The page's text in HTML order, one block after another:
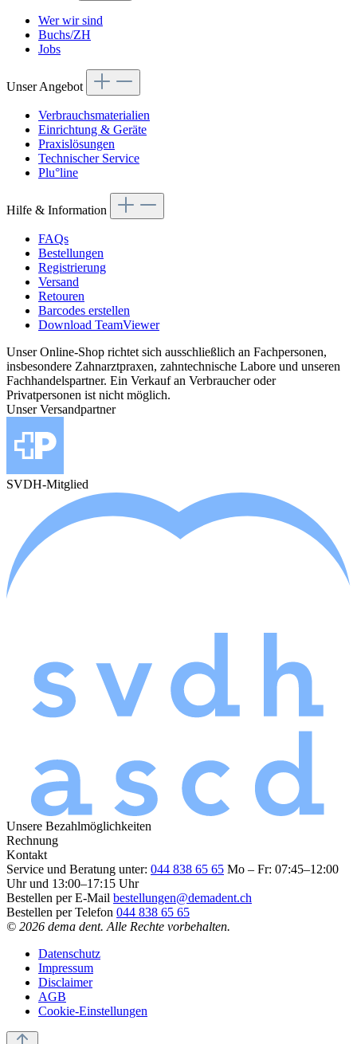
Wer wir sind
Buchs/ZH
Jobs
Unser Angebot
Verbrauchsmaterialien
Einrichtung & Geräte
Praxislösungen
Technischer Service
Plu°line
Hilfe & Information
FAQs
Bestellungen
Registrierung
Versand
Retouren
Barcodes erstellen
Download TeamViewer
Unser Online-Shop richtet sich ausschließlich an Fachpersonen,
insbesondere Zahnarztpraxen, zahntechnische Labore und unseren
Fachhandelspartner. Ein Verkauf an Verbraucher oder
Privatpersonen ist nicht möglich.
Unser Versandpartner
SVDH-Mitglied
Unsere Bezahlmöglichkeiten
Rechnung
Kontakt
Service und Beratung unter: 044 838 65 65 Mo – Fr: 07:45–12:00
Uhr und 13:00–17:15 Uhr
Bestellen per E-Mail bestellungen@demadent.ch
Bestellen per Telefon 044 838 65 65
© 2026 dema dent. Alle Rechte vorbehalten.
Datenschutz
Impressum
Disclaimer
AGB
Cookie-Einstellungen